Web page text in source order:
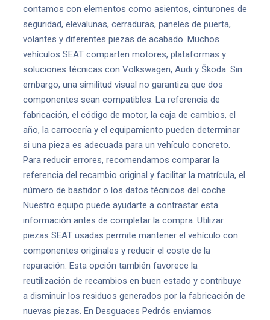
contamos con elementos como asientos, cinturones de
seguridad, elevalunas, cerraduras, paneles de puerta,
volantes y diferentes piezas de acabado. Muchos
vehículos SEAT comparten motores, plataformas y
soluciones técnicas con Volkswagen, Audi y Škoda. Sin
embargo, una similitud visual no garantiza que dos
componentes sean compatibles. La referencia de
fabricación, el código de motor, la caja de cambios, el
año, la carrocería y el equipamiento pueden determinar
si una pieza es adecuada para un vehículo concreto.
Para reducir errores, recomendamos comparar la
referencia del recambio original y facilitar la matrícula, el
número de bastidor o los datos técnicos del coche.
Nuestro equipo puede ayudarte a contrastar esta
información antes de completar la compra. Utilizar
piezas SEAT usadas permite mantener el vehículo con
componentes originales y reducir el coste de la
reparación. Esta opción también favorece la
reutilización de recambios en buen estado y contribuye
a disminuir los residuos generados por la fabricación de
nuevas piezas. En Desguaces Pedrós enviamos